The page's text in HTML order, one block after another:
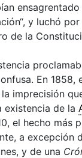
“, y luchó
de la
En
la imprecisión
existencia de la
el hecho
a excepción
y de una